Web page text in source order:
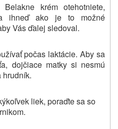
Belakne krém otehotniete,
ihneď ako je to možné
Vás ďalej sledoval.
počas laktácie. Aby sa
dojčiace matky si nesmú
hrudník.
liek, poraďte sa so